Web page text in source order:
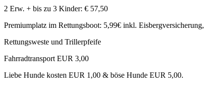
2 Erw. + bis zu 3 Kinder: € 57,50
Premiumplatz im Rettungsboot: 5,99€ inkl. Eisbergversicherung,
Rettungsweste und Trillerpfeife
Fahrradtransport EUR 3,00
Liebe Hunde kosten EUR 1,00 & böse Hunde EUR 5,00.